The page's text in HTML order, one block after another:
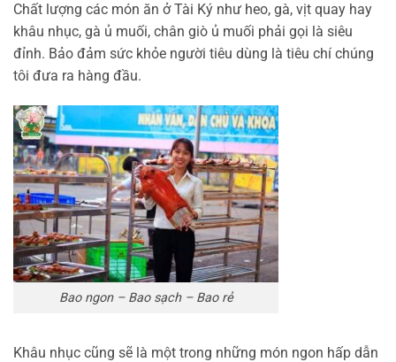
Chất lượng các món ăn ở Tài Ký như heo, gà, vịt quay hay
khâu nhục, gà ủ muối, chân giò ủ muối phải gọi là siêu
đỉnh. Bảo đảm sức khỏe người tiêu dùng là tiêu chí chúng
tôi đưa ra hàng đầu.
Bao ngon – Bao sạch – Bao rẻ
Khâu nhục cũng sẽ là một trong những món ngon hấp dẫn